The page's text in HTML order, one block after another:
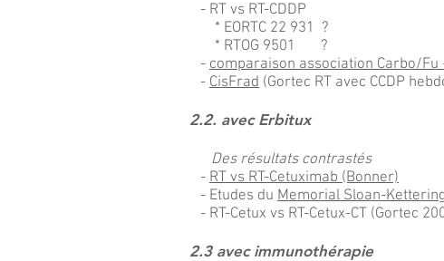
- RT vs RT-CDDP
* EORTC 22 931 ?
* RTOG 9501 ?
- comparaison association Carbo/Fu
- CisFrad (Gortec RT avec CCDP
2.2. avec Erbitux
Des résultats contrastés
- RT vs RT-Cetuximab (Bonner)
- Etudes du Memorial Sloan-
- RT-Cetux vs RT-Cetux-CT (Gortec
2.3 avec immunothérapie